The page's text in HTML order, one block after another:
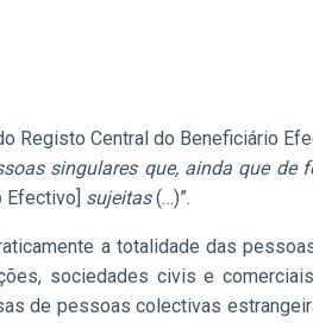
Registo Central do Beneficiário
singulares que, ainda que de
Efectivo] sujeitas(…)”.
a totalidade das
sociedades civis e
de pessoas colectivas